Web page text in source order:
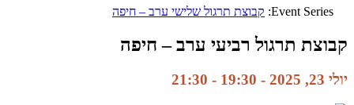
Event Series: קבוצת תרגול שלישי ערב – חיפה
קבוצת תרגול רביעי ערב – חיפה
יולי 23, 2025 - 19:30 -
21:30